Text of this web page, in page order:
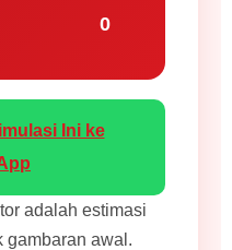
0
Ini ke
adalah estimasi
gambaran awal.